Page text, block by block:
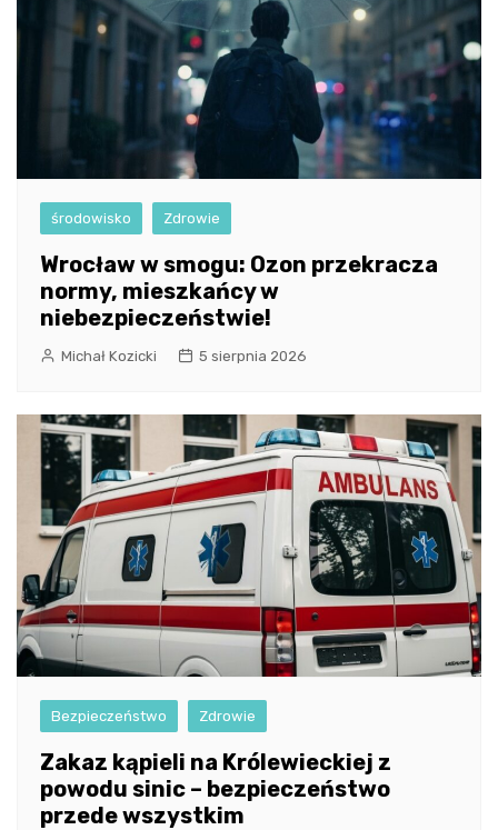
środowisko Zdrowie
Wrocław w smogu: Ozon przekracza
normy, mieszkańcy w
niebezpieczeństwie!
Michał Kozicki 5 sierpnia 2026
Bezpieczeństwo Zdrowie
Zakaz kąpieli na Królewieckiej z
powodu sinic – bezpieczeństwo
przede wszystkim